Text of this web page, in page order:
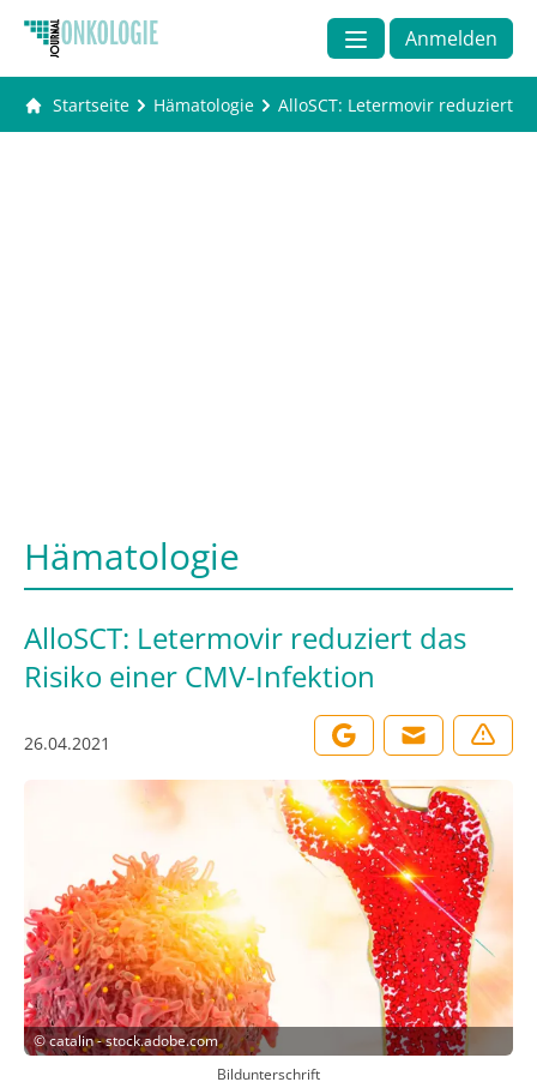
Anmelden
Startseite Hämatologie AlloSCT: Letermovir reduziert
Hämatologie
AlloSCT: Letermovir reduziert das
Risiko einer CMV-Infektion
26.04.2021
©catalin - stock.adobe.com
Bildunterschrift